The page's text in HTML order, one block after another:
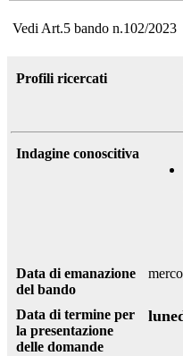
Vedi Art.5 bando n.102/2023
Profili ricercati
Indagine conoscitiva
Data di emanazione
del bando
Data di termine per
la presentazione
delle domande